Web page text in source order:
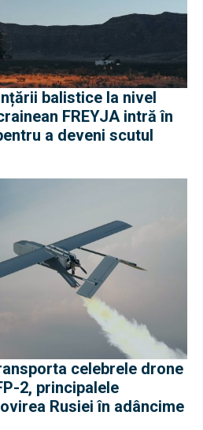
balistice la nivel
FREYJA intră în
a deveni scutul
celebrele drone
2, principalele
Rusiei în adâncime